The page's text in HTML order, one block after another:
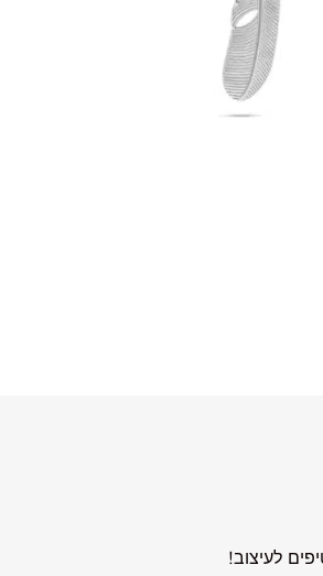
לעיצוב!